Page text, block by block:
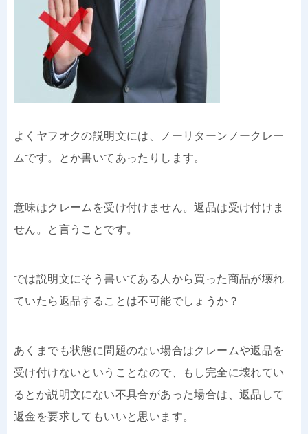
よくヤフオクの説明文には、ノーリターンノークレー
ムです。とか書いてあったりします。
意味はクレームを受け付けません。返品は受け付けま
せん。と言うことです。
では説明文にそう書いてある人から買った商品が壊れ
ていたら返品することは不可能でしょうか？
あくまでも状態に問題のない場合はクレームや返品を
受け付けないということなので、もし完全に壊れてい
るとか説明文にない不具合があった場合は、返品して
返金を要求してもいいと思います。